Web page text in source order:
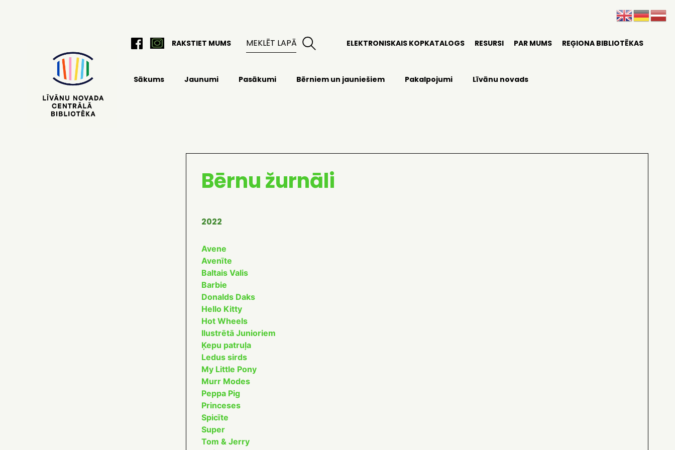
RAKSTIET MUMS ELEKTRONISKAIS KOPKATALOGS RESURSI PAR MUMS REĢIONA BIBLIOTĒKAS
Sākums Jaunumi Pasākumi Bērniem un jauniešiem Pakalpojumi Līvānu novads
Bērnu žurnāli
2022
Avene
Avenīte
Baltais Valis
Barbie
Donalds Daks
Hello Kitty
Hot Wheels
Ilustrētā Junioriem
Ķepu patruļa
Ledus sirds
My Little Pony
Murr Modes
Peppa Pig
Princeses
Spicīte
Super
Tom & Jerry